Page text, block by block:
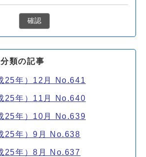
確認
類の記事
25年）12月 No.641
25年）11月 No.640
25年）10月 No.639
25年）9月 No.638
25年）8月 No.637